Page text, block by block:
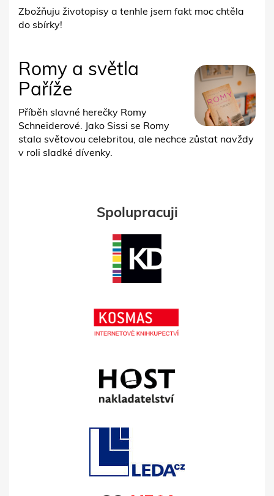
Zbožňuju životopisy a tenhle jsem fakt moc chtěla
do sbírky!
Romy a světla
Paříže
Příběh slavné herečky Romy
Schneiderové. Jako Sissi se Romy
stala světovou celebritou, ale nechce zůstat navždy
v roli sladké dívenky.
Spolupracuji